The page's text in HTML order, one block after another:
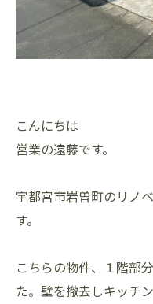
こんにちは
営業の遠藤です。
宇都宮市岩曽町のリノ
す。
こちらの物件、１階部
た。壁を撤去しキッチ